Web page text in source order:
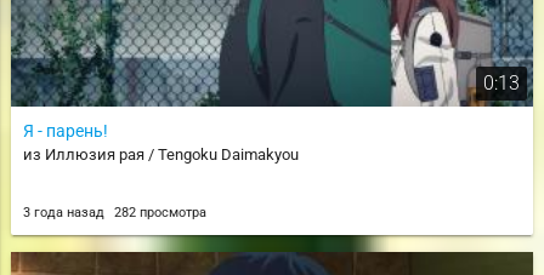
0:13
Я - парень!
из Иллюзия рая / Tengoku Daimakyou
3 года назад 282 просмотра